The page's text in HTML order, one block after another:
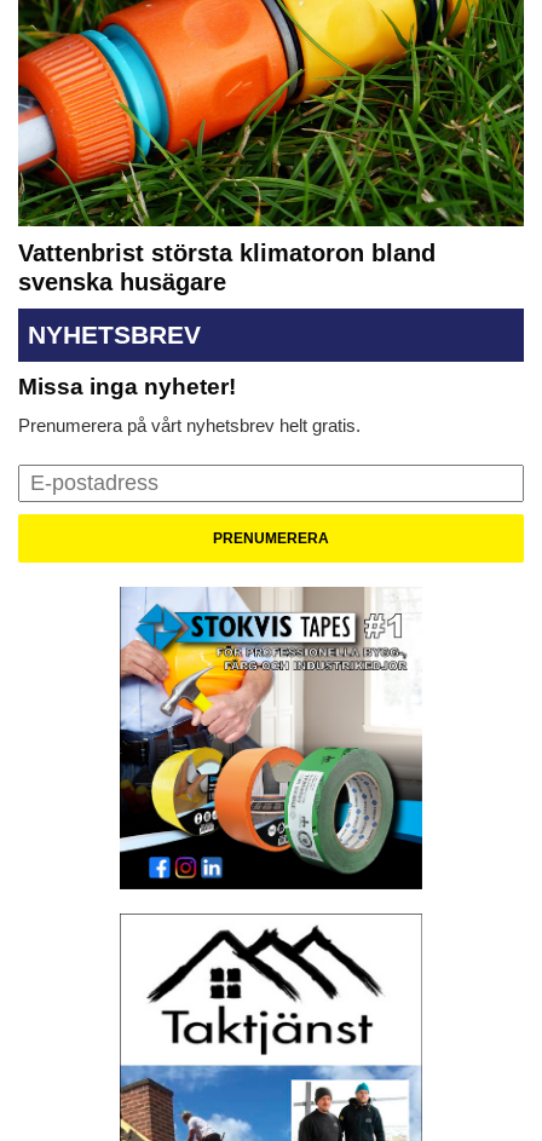
Vattenbrist största klimatoron bland
svenska husägare
NYHETSBREV
Missa inga nyheter!
Prenumerera på vårt nyhetsbrev helt gratis.